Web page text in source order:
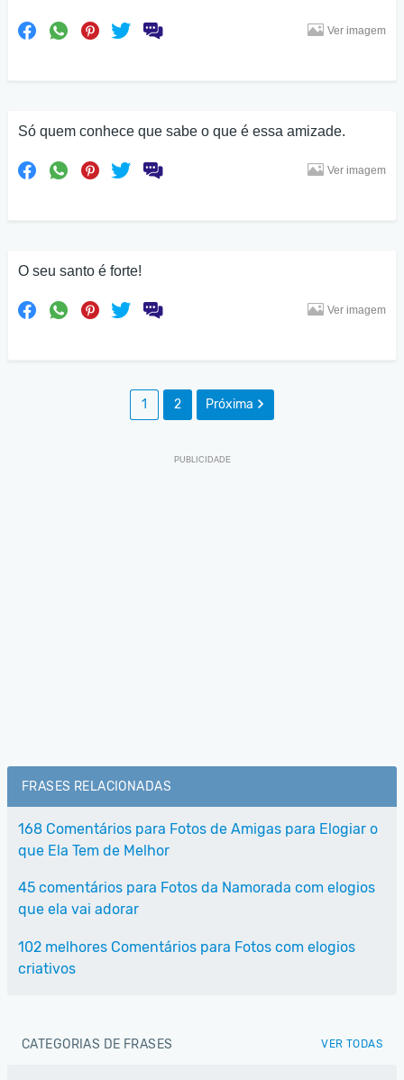
Ver imagem
Só quem conhece que sabe o que é essa amizade.
Ver imagem
O seu santo é forte!
Ver imagem
1 2 Próxima
FRASES RELACIONADAS
168 Comentários para Fotos de Amigas para Elogiar o
que Ela Tem de Melhor
45 comentários para Fotos da Namorada com elogios
que ela vai adorar
102 melhores Comentários para Fotos com elogios
criativos
CATEGORIAS DE FRASES VER TODAS